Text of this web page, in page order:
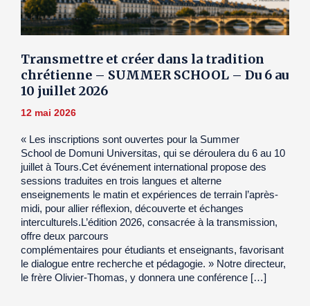
Transmettre et créer dans la tradition
chrétienne – SUMMER SCHOOL – Du 6 au
10 juillet 2026
12 mai 2026
« Les inscriptions sont ouvertes pour la Summer
School de Domuni Universitas, qui se déroulera du 6 au 10
juillet à Tours.Cet événement international propose des
sessions traduites en trois langues et alterne
enseignements le matin et expériences de terrain l’après-
midi, pour allier réflexion, découverte et échanges
interculturels.L’édition 2026, consacrée à la transmission,
offre deux parcours
complémentaires pour étudiants et enseignants, favorisant
le dialogue entre recherche et pédagogie. » Notre directeur,
le frère Olivier-Thomas, y donnera une conférence […]